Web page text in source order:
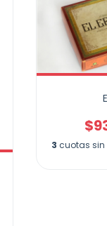
3 cuotas sin